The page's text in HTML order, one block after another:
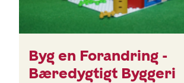
Byg en Forandring -
Bæredygtigt Byggeri